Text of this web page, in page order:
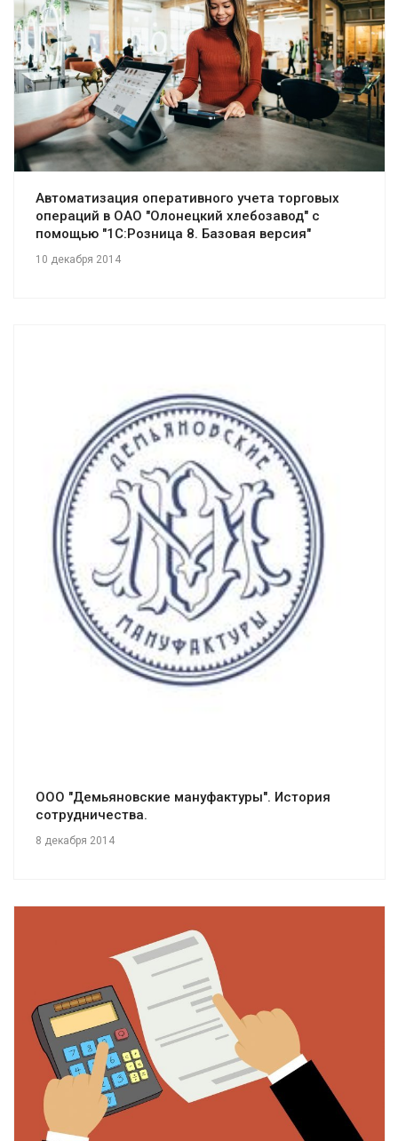
Смотреть проект
Автоматизация оперативного учета торговых
операций в ОАО "Олонецкий хлебозавод" с
помощью "1С:Розница 8. Базовая версия"
10 декабря 2014
Смотреть проект
ООО "Демьяновские мануфактуры". История
сотрудничества.
8 декабря 2014
Смотреть проект